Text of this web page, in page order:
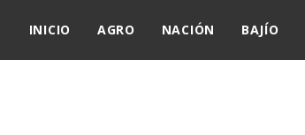
INICIO AGRO NACIÓN BAJÍO